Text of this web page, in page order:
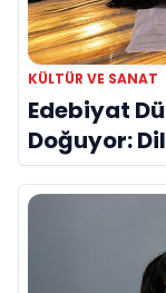
KÜLTÜR VE SANAT
Edebiyat
Doğuyor:
Evreni